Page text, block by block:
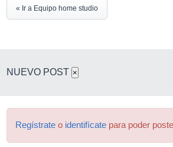
« Ir a Equipo home studio
NUEVO POST ×
Regístrate o identifícate para poder